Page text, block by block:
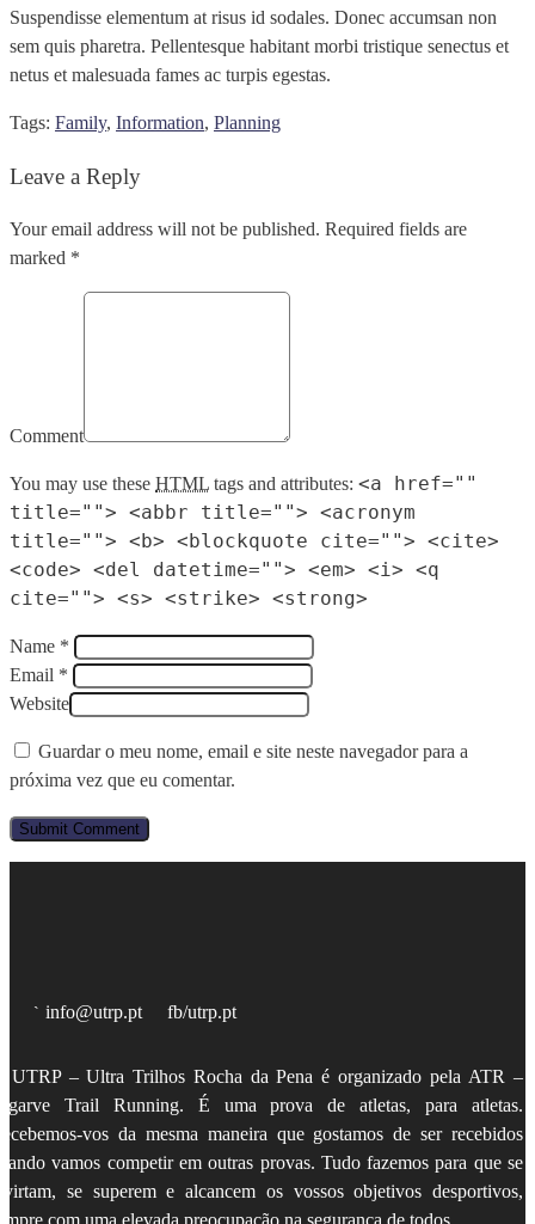
Suspendisse elementum at risus id sodales. Donec accumsan non
sem quis pharetra. Pellentesque habitant morbi tristique senectus et
netus et malesuada fames ac turpis egestas.
Tags: Family, Information, Planning
Leave a Reply
Your email address will not be published. Required fields are
marked *
Comment
You may use these HTML tags and attributes: <a href=""
title=""> <abbr title=""> <acronym
title=""> <b> <blockquote cite=""> <cite>
<code> <del datetime=""> <em> <i> <q
cite=""> <s> <strike> <strong>
Name *
Email *
Website
Guardar o meu nome, email e site neste navegador para a
próxima vez que eu comentar.
info@utrp.pt fb/utrp.pt
UTRP – Ultra Trilhos Rocha da Pena é organizado pela ATR –
Trail Running. É uma prova de atletas, para atletas.
vos da mesma maneira que gostamos de ser recebidos
vamos competir em outras provas. Tudo fazemos para que se
se superem e alcancem os vossos objetivos desportivos,